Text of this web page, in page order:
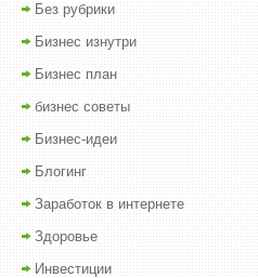
Без рубрики
Бизнес изнутри
Бизнес план
бизнес советы
Бизнес-идеи
Блогинг
Заработок в интернете
Здоровье
Инвестиции